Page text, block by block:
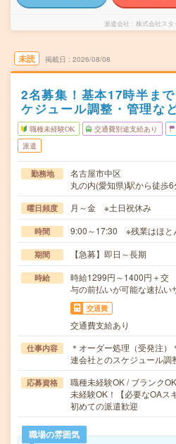
派遣会社 株式会社スタ
未読 掲載日 2026/08/08
2名募集！基本17時半ま
ケジュール調整・管理な
職種未経験OK 交通費別途支給あり
派遣
勤務地
名古屋市中区
丸の内(愛知県)駅から徒歩
曜日頻度 月～金 ※土日祝休み
時間 9:00～17:30 ※残業はほと
期間 【急募】即日～長期
時給
時給1299円～1400円＋
与の前払いが可能な速払い
交通費
交通費支給あり
仕事内容
＊オーダー処理（受発注
連会社とのスケジュール
応募資格
職種未経験OK / ブランク
未経験OK！【必要なOA
初めての派遣歓迎
職場の雰囲気